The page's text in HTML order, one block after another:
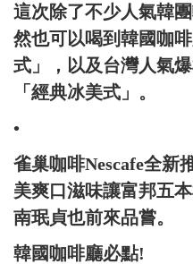
這次除了不少人氣韓
然也可以喝到韓國咖
式」，以及台灣人氣
「經典冰美式」。
•
雀巢咖啡Nescafe全新
美爽口滋味讓富邦五
南珉貞也前來品嘗。
韓國咖啡廳必點!